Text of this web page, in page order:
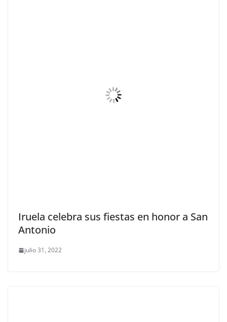
Iruela celebra sus fiestas en honor a San
Antonio
julio 31, 2022